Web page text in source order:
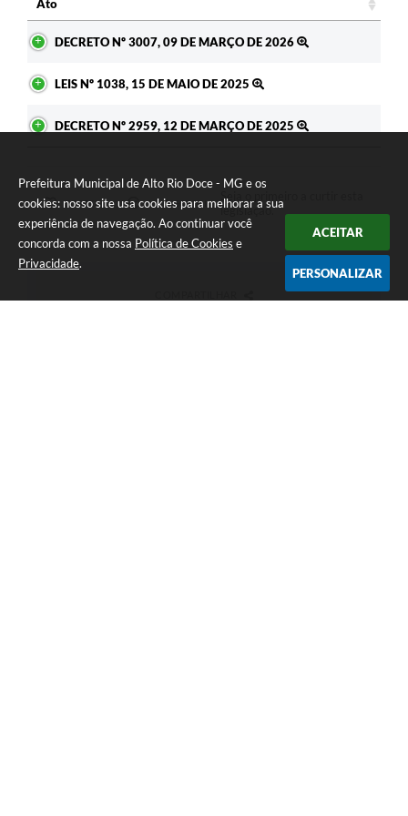
Prefeitura Municipal de Alto Rio Doce - MG e os
cookies: nosso site usa cookies para melhorar a sua
experiência de navegação. Ao continuar você
concorda com a nossa Política de Cookies e
Privacidade.
ACEITAR
PERSONALIZAR
Ato
DECRETO Nº 3007, 09 DE MARÇO DE 2026
LEIS Nº 1038, 15 DE MAIO DE 2025
DECRETO Nº 2959, 12 DE MARÇO DE 2025
GOSTEI NÃO GOSTEI
Seja o primeiro a curtir esta
legislação.